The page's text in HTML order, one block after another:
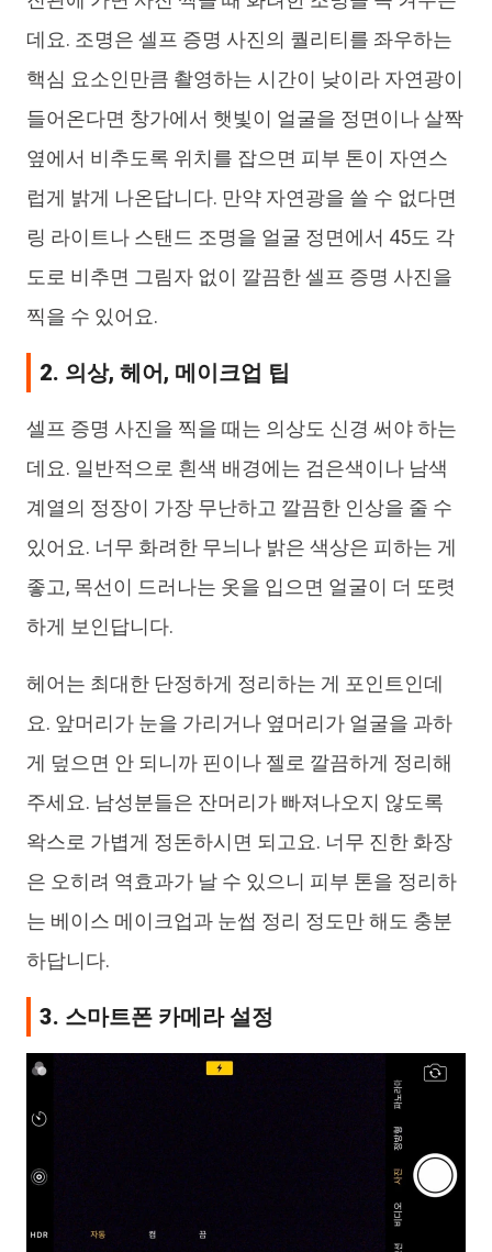
데요. 조명은 셀프 증명 사진의 퀄리티를 좌우하는
핵심 요소인만큼 촬영하는 시간이 낮이라 자연광이
들어온다면 창가에서 햇빛이 얼굴을 정면이나 살짝
옆에서 비추도록 위치를 잡으면 피부 톤이 자연스
럽게 밝게 나온답니다. 만약 자연광을 쓸 수 없다면
링 라이트나 스탠드 조명을 얼굴 정면에서 45도 각
도로 비추면 그림자 없이 깔끔한 셀프 증명 사진을
찍을 수 있어요.
2. 의상, 헤어, 메이크업 팁
셀프 증명 사진을 찍을 때는 의상도 신경 써야 하는
데요. 일반적으로 흰색 배경에는 검은색이나 남색
계열의 정장이 가장 무난하고 깔끔한 인상을 줄 수
있어요. 너무 화려한 무늬나 밝은 색상은 피하는 게
좋고, 목선이 드러나는 옷을 입으면 얼굴이 더 또렷
하게 보인답니다.
헤어는 최대한 단정하게 정리하는 게 포인트인데
요. 앞머리가 눈을 가리거나 옆머리가 얼굴을 과하
게 덮으면 안 되니까 핀이나 젤로 깔끔하게 정리해
주세요. 남성분들은 잔머리가 빠져나오지 않도록
왁스로 가볍게 정돈하시면 되고요. 너무 진한 화장
은 오히려 역효과가 날 수 있으니 피부 톤을 정리하
는 베이스 메이크업과 눈썹 정리 정도만 해도 충분
하답니다.
3. 스마트폰 카메라 설정